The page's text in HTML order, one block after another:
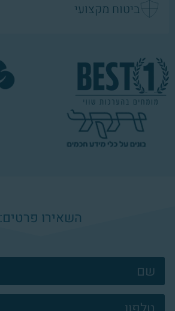
ביטוח מקצועי
השאירו פרטים:
צרו
קשר
פוטר